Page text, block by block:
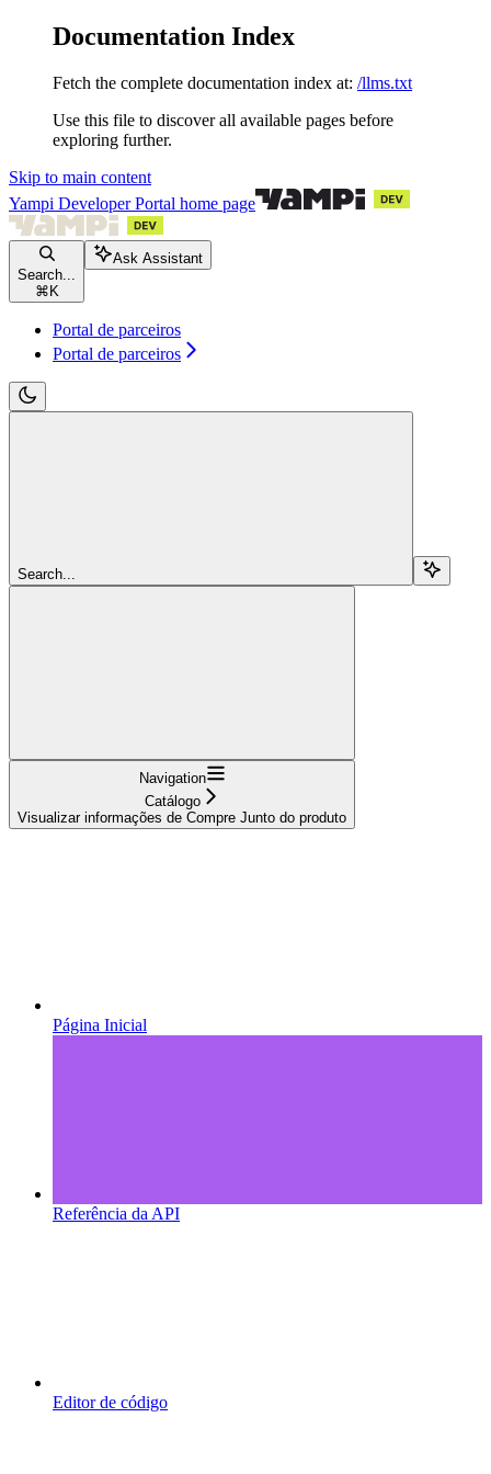
Documentation Index
Fetch the complete documentation index at: /llms.txt
Use this file to discover all available pages before
exploring further.
Skip to main content
Yampi Developer Portal home page
Search...
⌘ K
Ask Assistant
Portal de parceiros
Portal de parceiros
Search...
Navigation
Catálogo
Visualizar informações de Compre Junto do produto
Página Inicial
Referência da API
Editor de código